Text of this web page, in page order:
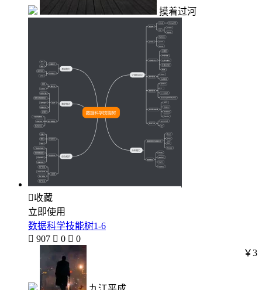
摸着过河
收藏
立即使用
数据科学技能树1-6
 907  0  0
￥3